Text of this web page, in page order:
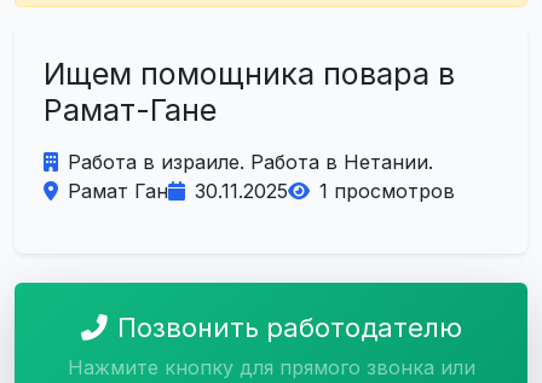
Ищем помощника повара в
Рамат-Гане
Работа в израиле. Работа в Нетании.
Рамат Ган
30.11.2025 1 просмотров
Позвонить работодателю
Нажмите кнопку для прямого звонка или